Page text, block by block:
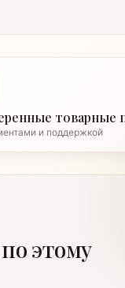
товарные
и поддержкой
этому